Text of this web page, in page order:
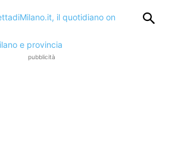
pubblicità